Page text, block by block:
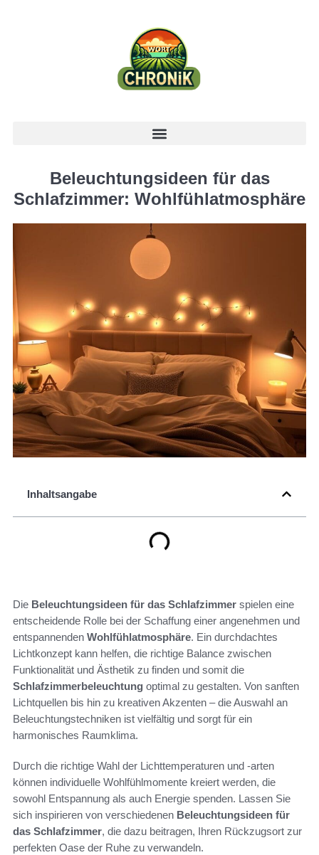
Beleuchtungsideen für das
Schlafzimmer: Wohlfühlatmosphäre
Inhaltsangabe
Die Beleuchtungsideen für das Schlafzimmer spielen eine
entscheidende Rolle bei der Schaffung einer angenehmen und
entspannenden Wohlfühlatmosphäre. Ein durchdachtes
Lichtkonzept kann helfen, die richtige Balance zwischen
Funktionalität und Ästhetik zu finden und somit die
Schlafzimmerbeleuchtung optimal zu gestalten. Von sanften
Lichtquellen bis hin zu kreativen Akzenten – die Auswahl an
Beleuchtungstechniken ist vielfältig und sorgt für ein
harmonisches Raumklima.
Durch die richtige Wahl der Lichttemperaturen und -arten
können individuelle Wohlfühlmomente kreiert werden, die
sowohl Entspannung als auch Energie spenden. Lassen Sie
sich inspirieren von verschiedenen Beleuchtungsideen für
das Schlafzimmer, die dazu beitragen, Ihren Rückzugsort zur
perfekten Oase der Ruhe zu verwandeln.